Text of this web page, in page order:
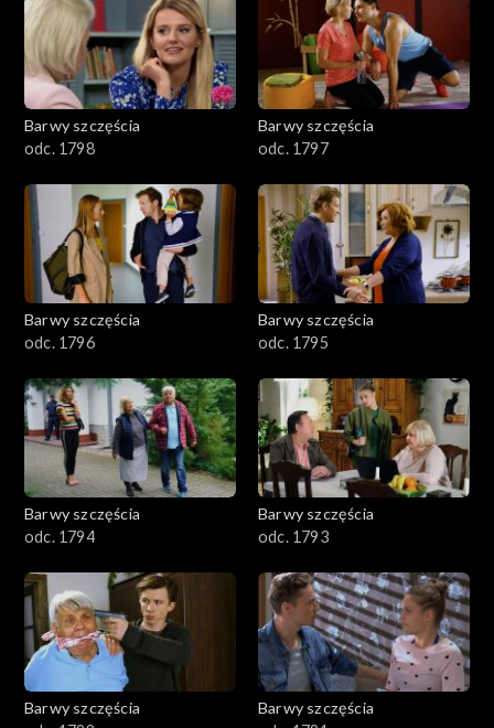
2801–2900
2701–2800
2501–2600
2401–2500
2301–2400
2201–2300
2101–2200
2001–2100
1801–1900
1701–1800
1601–1700
Barwy szczęścia
odc. 1798
Barwy szczęścia
odc. 1797
Barwy szczęścia
odc. 1796
Barwy szczęścia
odc. 1795
Barwy szczęścia
odc. 1794
Barwy szczęścia
odc. 1793
Barwy szczęścia
Barwy szczęścia